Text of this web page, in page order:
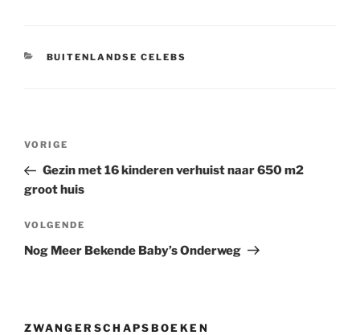
CATEGORIEËN
BUITENLANDSE CELEBS
Berichtnavigatie
Vorig
bericht
VORIGE
Gezin met 16 kinderen verhuist naar 650 m2
groot huis
Volgend
bericht
VOLGENDE
Nog Meer Bekende Baby’s Onderweg
ZWANGERSCHAPSBOEKEN